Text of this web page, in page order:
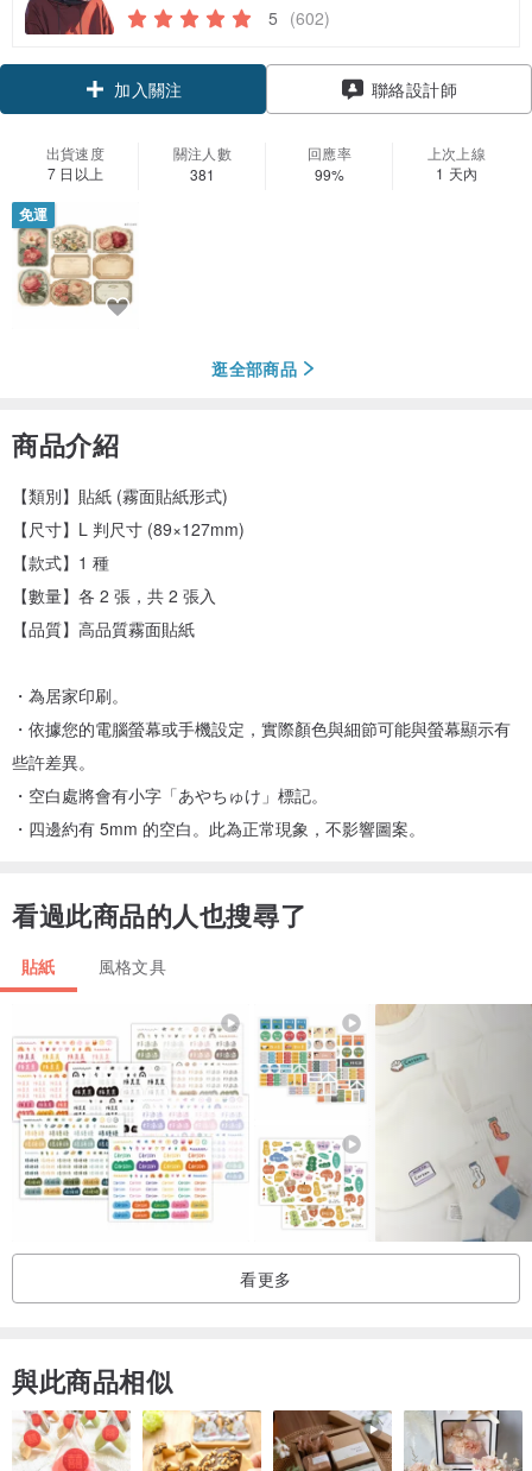
5 (602)
加入關注 聯絡設計師
出貨速度
7 日以上
關注人數
381
回應率
99%
上次上線
1 天內
免運
逛全部商品
商品介紹
【類別】貼紙 (霧面貼紙形式)
【尺寸】L 判尺寸 (89×127mm)
【款式】1 種
【數量】各 2 張，共 2 張入
【品質】高品質霧面貼紙
・為居家印刷。
・依據您的電腦螢幕或手機設定，實際顏色與細節可能與螢幕顯示有
些許差異。
・空白處將會有小字「あやちゅけ」標記。
・四邊約有 5mm 的空白。此為正常現象，不影響圖案。
看過此商品的人也搜尋了
貼紙 風格文具
看更多
與此商品相似